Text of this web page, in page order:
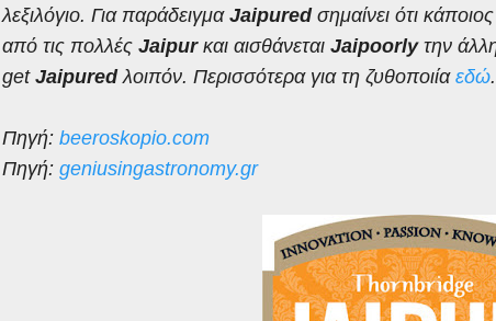
λεξιλόγιο. Για παράδειγμα Jaipured σημαίνει ότι
από τις πολλές Jaipur και αισθάνεται Jaipoorly την
get Jaipuredλοιπόν. Περισσότερα για τη ζυθοποιία εδώ.
Πηγή: beeroskopio.com
Πηγή: geniusingastronomy.gr